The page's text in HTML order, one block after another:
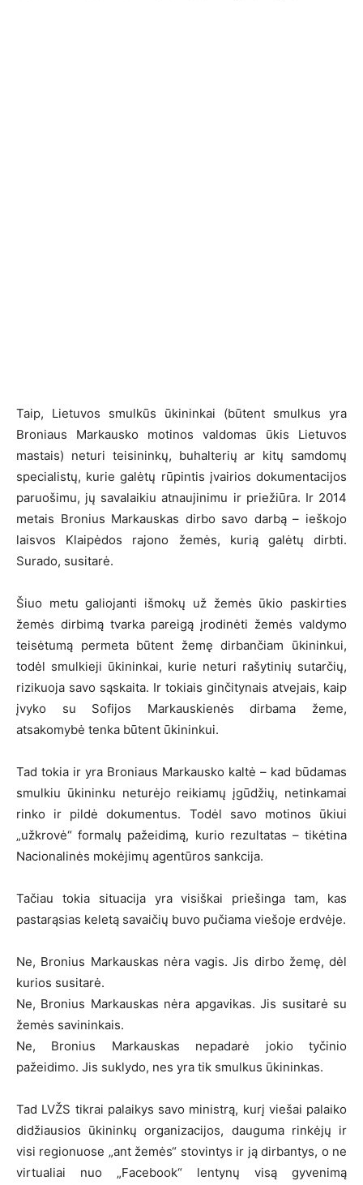
Taip, Lietuvos smulkūs ūkininkai (būtent smulkus yra
Broniaus Markausko motinos valdomas ūkis Lietuvos
mastais) neturi teisininkų, buhalterių ar kitų samdomų
specialistų, kurie galėtų rūpintis įvairios dokumentacijos
paruošimu, jų savalaikiu atnaujinimu ir priežiūra. Ir 2014
metais Bronius Markauskas dirbo savo darbą – ieškojo
laisvos Klaipėdos rajono žemės, kurią galėtų dirbti.
Surado, susitarė.
Šiuo metu galiojanti išmokų už žemės ūkio paskirties
žemės dirbimą tvarka pareigą įrodinėti žemės valdymo
teisėtumą permeta būtent žemę dirbančiam ūkininkui,
todėl smulkieji ūkininkai, kurie neturi rašytinių sutarčių,
rizikuoja savo sąskaita. Ir tokiais ginčitynais atvejais, kaip
įvyko su Sofijos Markauskienės dirbama žeme,
atsakomybė tenka būtent ūkininkui.
Tad tokia ir yra Broniaus Markausko kaltė – kad būdamas
smulkiu ūkininku neturėjo reikiamų įgūdžių, netinkamai
rinko ir pildė dokumentus. Todėl savo motinos ūkiui
„užkrovė“ formalų pažeidimą, kurio rezultatas – tikėtina
Nacionalinės mokėjimų agentūros sankcija.
Tačiau tokia situacija yra visiškai priešinga tam, kas
pastarąsias keletą savaičių buvo pučiama viešoje erdvėje.
Ne, Bronius Markauskas nėra vagis. Jis dirbo žemę, dėl
kurios susitarė.
Ne, Bronius Markauskas nėra apgavikas. Jis susitarė su
žemės savininkais.
Ne, Bronius Markauskas nepadarė jokio tyčinio
pažeidimo. Jis suklydo, nes yra tik smulkus ūkininkas.
Tad LVŽS tikrai palaikys savo ministrą, kurį viešai palaiko
didžiausios ūkininkų organizacijos, dauguma rinkėjų ir
visi regionuose „ant žemės“ stovintys ir ją dirbantys, o ne
virtualiai nuo „Facebook“ lentynų visą gyvenimą